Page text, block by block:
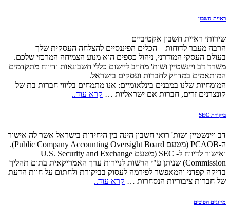
ראיית חשבון
שירותי ראיית חשבון אקטיביים
הרבה מעבר לדוחות – הכלים הפיננסיים להצלחה העסקית שלך
בעולם העסקי המודרני, ניהול כספים הוא מנוע הצמיחה המרכזי שלכם.
משרד דב ויינשטיין ושות' מחויב ליישום כללי חשבונאות ודיווח מתקדמים
המותאמים במדויק לחברות ועסקים בישראל.
המומחיות שלנו במבנים בינלאומיים: אנו מתמחים בליווי חברות בת של
קונצרנים זרים, חברות אם ישראליות … קרא עוד..
ביקורת SEC
דב ויינשטיין ושות' רואי חשבון הינה בין היחידות בישראל אשר לה אישור
ה-PCAOB (מטעם Public Company Accounting Oversight Board).
ואישור לדיווח ל- SEC (מטעם U.S. Security and Exchange
Commission) שניתן ע"י הרשות לניירות ערך האמריקאית בתום תהליך
בדיקה קפדני והמאפשר לפירמה לעסוק בביקורת ולחתום על חוות הדעת
של חברות ציבוריות הנסחרות … קרא עוד..
מיזוגים הפוכים